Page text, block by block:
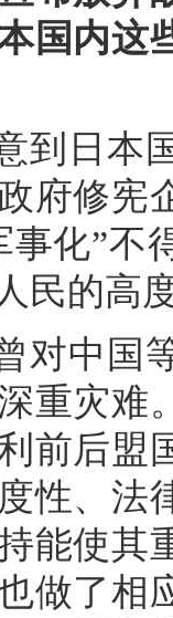
国内这
到日本
府修宪
事化”不
民的高
对中国
重灾难
前后盟
性、法
能使其
做了相